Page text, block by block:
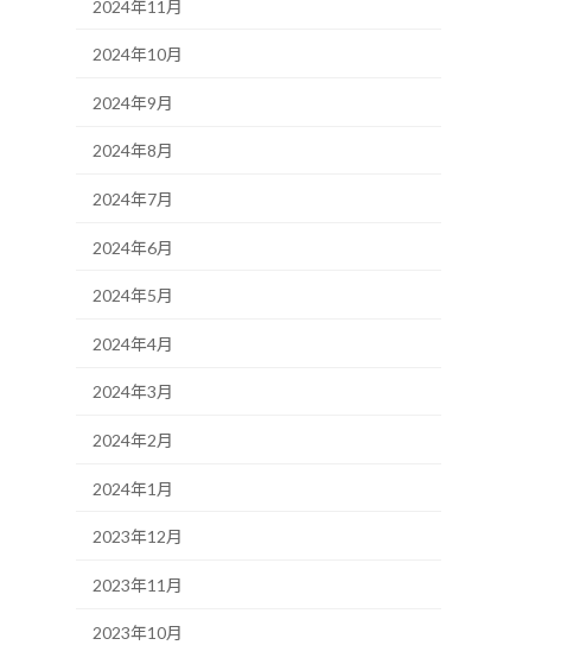
2024年11月
2024年10月
2024年9月
2024年8月
2024年7月
2024年6月
2024年5月
2024年4月
2024年3月
2024年2月
2024年1月
2023年12月
2023年11月
2023年10月